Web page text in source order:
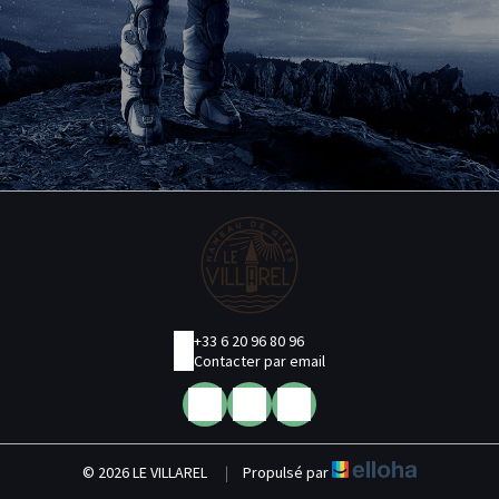
+33 6 20 96 80 96
Contacter par email
© 2026 LE VILLAREL | Propulsé par